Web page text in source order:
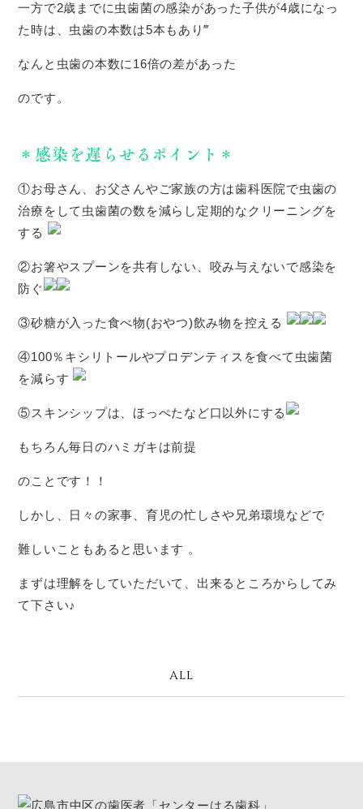
一方で2歳までに虫歯菌の感染があった子供が4歳になっ
た時は、虫歯の本数は5本もあり‴
なんと虫歯の本数に16倍の差があった
のです。
＊感染を遅らせるポイント＊
①お母さん、お父さんやご家族の方は歯科医院で虫歯の
治療をして虫歯菌の数を減らし定期的なクリーニングを
する
②お箸やスプーンを共有しない、咬み与えないで感染を
防ぐ
③砂糖が入った食べ物(おやつ)飲み物を控える
④100％キシリトールやプロデンティスを食べて虫歯菌
を減らす
⑤スキンシップは、ほっぺたなど口以外にする
もちろん毎日のハミガキは前提
のことです！！
しかし、日々の家事、育児の忙しさや兄弟環境などで
難しいこともあると思います 。
まずは理解をしていただいて、出来るところからしてみ
て下さい♪
ALL